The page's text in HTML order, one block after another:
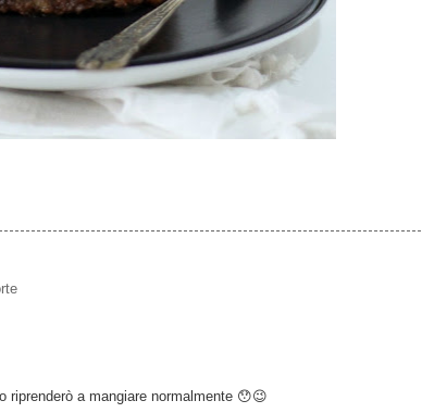
riprenderò a mangiare normalmente 😯😉